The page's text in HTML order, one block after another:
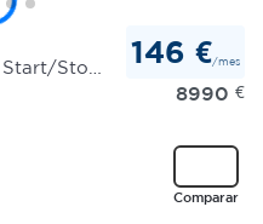
146 €/mes
8990 €
Comparar